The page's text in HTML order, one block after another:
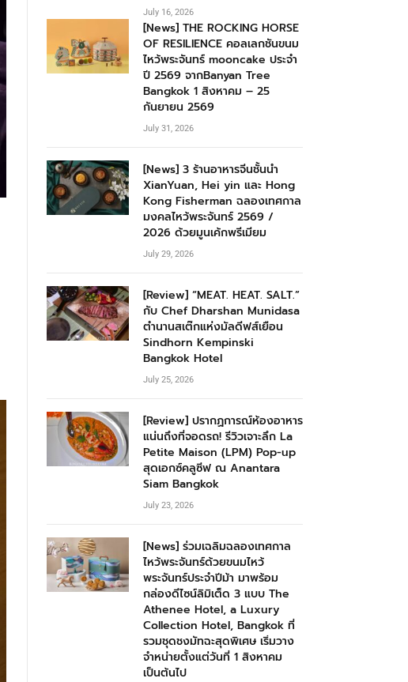
July 16, 2026
[News] THE ROCKING HORSE
OF RESILIENCE คอลเลกชันขนม
ไหว้พระจันทร์ mooncake ประจำ
ปี 2569 จากBanyan Tree
Bangkok 1 สิงหาคม – 25
กันยายน 2569
July 31, 2026
[News] 3 ร้านอาหารจีนชั้นนำ
XianYuan, Hei yin และ Hong
Kong Fisherman ฉลองเทศกาล
มงคลไหว้พระจันทร์ 2569 /
2026 ด้วยมูนเค้กพรีเมียม
July 29, 2026
[Review] “MEAT. HEAT. SALT.”
กับ Chef Dharshan Munidasa
ตำนานสเต๊กแห่งมัลดีฟส์เยือน
Sindhorn Kempinski
Bangkok Hotel
July 25, 2026
[Review] ปรากฏการณ์ห้องอาหาร
แน่นถึงที่จอดรถ! รีวิวเจาะลึก La
Petite Maison (LPM) Pop-up
สุดเอกซ์คลูซีฟ ณ Anantara
Siam Bangkok
July 23, 2026
[News] ร่วมเฉลิมฉลองเทศกาล
ไหว้พระจันทร์ด้วยขนมไหว้
พระจันทร์ประจำปีม้า มาพร้อม
กล่องดีไซน์ลิมิเต็ด 3 แบบ The
Athenee Hotel, a Luxury
Collection Hotel, Bangkok ที่
รวมชุดชงมัทฉะสุดพิเศษ เริ่มวาง
จำหน่ายตั้งแต่วันที่ 1 สิงหาคม
เป็นต้นไป